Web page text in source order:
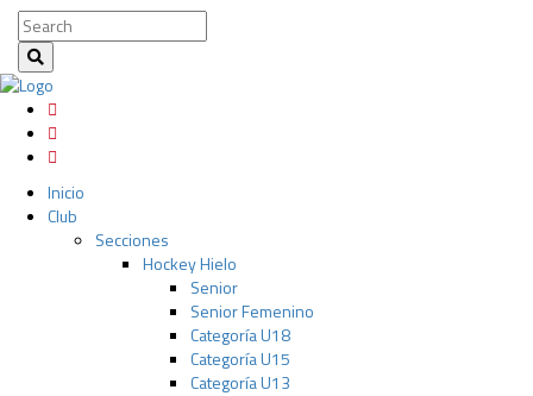
Inicio
Club
Secciones
Hockey Hielo
Senior
Senior Femenino
Categoría U18
Categoría U15
Categoría U13